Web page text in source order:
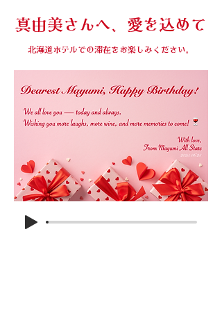
​真由美さんへ、愛を込めて
北海道ホテルでの滞在をお楽しみください。